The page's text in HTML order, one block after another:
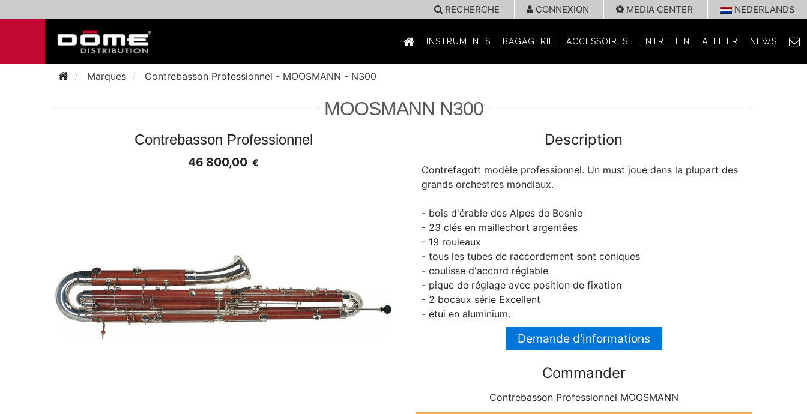
RECHERCHE CONNEXION MEDIA CENTER NEDERLANDS
INSTRUMENTS BAGAGERIE ACCESSOIRES ENTRETIEN ATELIER NEWS
Marques Contrebasson Professionnel - MOOSMANN - N300
MOOSMANN N300
Contrebasson Professionnel
46 800,00 €
Description
Contrefagott modèle professionnel. Un must joué dans la plupart des
grands orchestres mondiaux.
- bois d'érable des Alpes de Bosnie
- 23 clés en maillechort argentées
- 19 rouleaux
- tous les tubes de raccordement sont coniques
- coulisse d'accord réglable
- pique de réglage avec position de fixation
- 2 bocaux série Excellent
- étui en aluminium.
Demande d'informations
Commander
Contrebasson Professionnel MOOSMANN